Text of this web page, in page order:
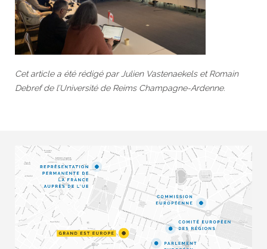
Cet article a été rédigé par Julien Vastenaekels et Romain
Debref de l’Université de Reims Champagne-Ardenne.